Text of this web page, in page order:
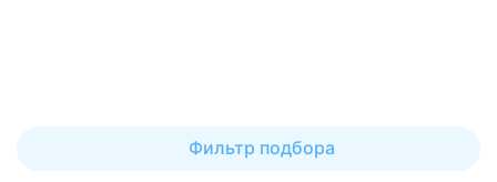
Фильтр подбора